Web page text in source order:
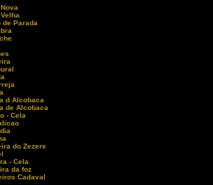
de Parada
d Alcobaca
de Alcobaca
- Cela
do Zezere
- Cela
da foz
Cadaval